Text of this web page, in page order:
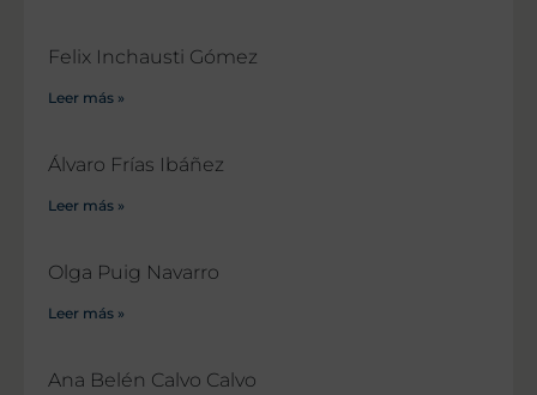
Felix Inchausti Gómez
Leer más »
Álvaro Frías Ibáñez
Leer más »
Olga Puig Navarro
Leer más »
Ana Belén Calvo Calvo